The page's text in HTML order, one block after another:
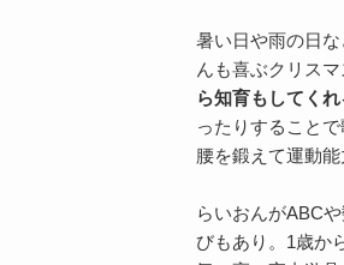
暑い日や雨の日
んも喜ぶクリス
ら知育もしてく
ったりすること
腰を鍛えて運動能
らいおんがABC
びもあり。1歳か